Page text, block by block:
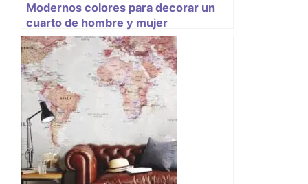
Modernos colores para decorar un
cuarto de hombre y mujer